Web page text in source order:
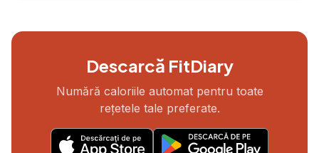
Descarcă FitDiary
Numără caloriile automat pentru toate
rețetele tale preferate.